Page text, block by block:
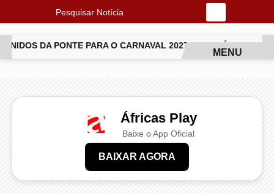
Pesquisar Notícia
DA PONTE PARA O CARNAVAL 2027 JIU-JÍTSU
MENU
Áfricas Play
Baixe o App Oficial
BAIXAR AGORA